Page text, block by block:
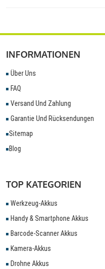
INFORMATIONEN
Über Uns
FAQ
Versand Und Zahlung
Garantie Und Rücksendungen
Sitemap
Blog
TOP KATEGORIEN
Werkzeug-Akkus
Handy & Smartphone Akkus
Barcode-Scanner Akkus
Kamera-Akkus
Drohne Akkus